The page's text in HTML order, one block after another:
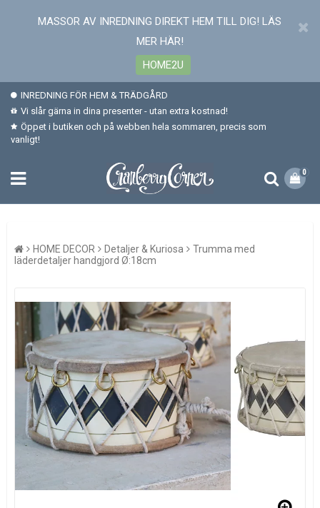
MASSOR AV INREDNING DIREKT HEM TILL DIG! LÄS
MER HÄR!
HOME2U
INREDNING FÖR HEM & TRÄDGÅRD
Vi slår gärna in dina presenter - utan extra kostnad!
Öppet i butiken och på webben hela sommaren, precis som
vanligt!
0
HOME DECOR Detaljer & Kuriosa
Trumma med
läderdetaljer handgjord Ø:18cm